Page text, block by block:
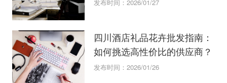
发布时间：2026/01/27
四川酒店礼品花卉批发指南：
如何挑选高性价比的供应商？
发布时间：2026/01/26